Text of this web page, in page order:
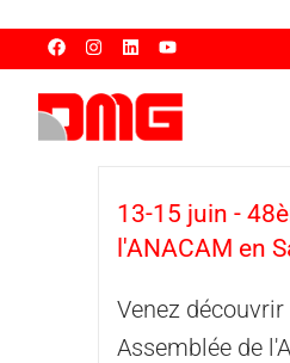
13-15 juin -
l'ANACAM en
Venez
Assemblée de